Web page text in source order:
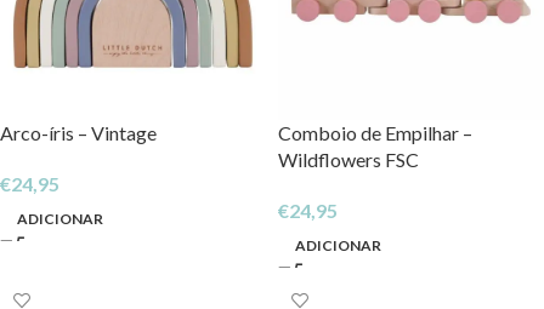
Arco-íris – Vintage
€24,95
ADICIONAR
Comboio de Empilhar –
Wildflowers FSC
€24,95
ADICIONAR